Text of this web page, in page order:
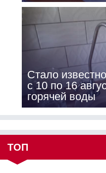
Стало
с 10 по 16
горячей воды
ТОП